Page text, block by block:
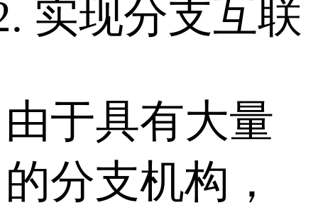
实现分支互联
由于具有大量
的分支机构，